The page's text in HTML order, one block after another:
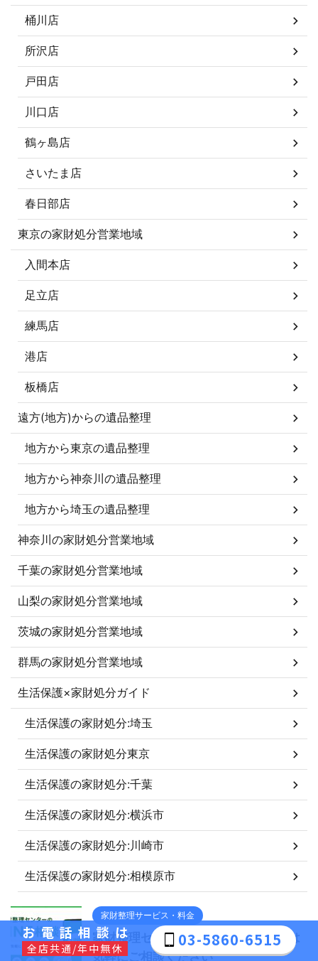
桶川店
所沢店
戸田店
川口店
鶴ヶ島店
さいたま店
春日部店
東京の家財処分営業地域
入間本店
足立店
練馬店
港店
板橋店
遠方(地方)からの遺品整理
地方から東京の遺品整理
地方から神奈川の遺品整理
地方から埼玉の遺品整理
神奈川の家財処分営業地域
千葉の家財処分営業地域
山梨の家財処分営業地域
茨城の家財処分営業地域
群馬の家財処分営業地域
生活保護×家財処分ガイド
生活保護の家財処分:埼玉
生活保護の家財処分東京
生活保護の家財処分:千葉
生活保護の家財処分:横浜市
生活保護の家財処分:川崎市
生活保護の家財処分:相模原市
家財整理サービス・料金
家財整理センターのLINE相談｜まずは
気軽にご相談ください
お電話相談は
全店共通/年中無休 03-5860-6515